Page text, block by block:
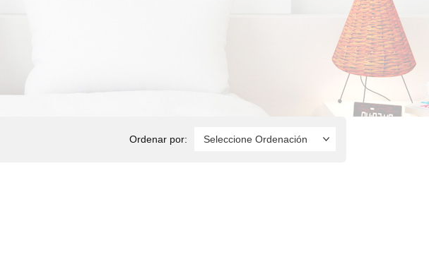
Ordenar por: